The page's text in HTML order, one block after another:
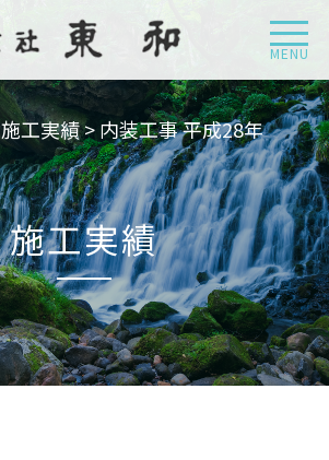
MENU
施工実績>内装工事 平成28年
施工実績